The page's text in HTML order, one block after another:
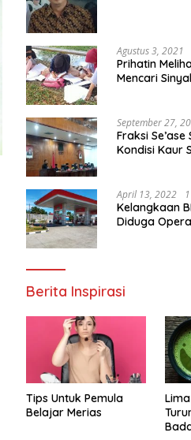
Agustus 3, 2021
Prihatin
Mencari
Segera
September 27,
Fraksi Se’ase
Kondisi Kaur
April 13, 2022
Kelangkaan
Diduga
Berita Inspirasi
Tips Untuk Pemula
Belajar Merias